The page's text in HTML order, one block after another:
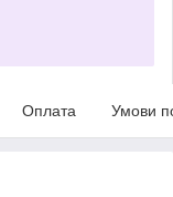
Оплата Умови